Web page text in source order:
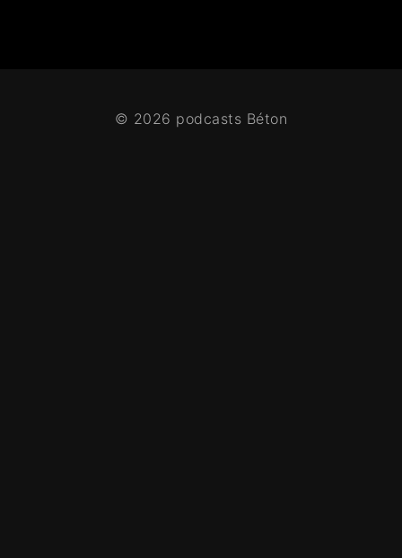
© 2026 podcasts Béton